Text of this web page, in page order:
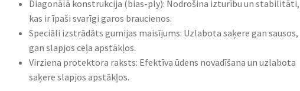
Diagonālā konstrukcija (bias-ply): Nodrošina izturību un stabilitāti,
kas ir īpaši svarīgi garos braucienos.​
Speciāli izstrādāts gumijas maisījums: Uzlabota saķere gan sausos,
gan slapjos ceļa apstākļos.​
Virziena protektora raksts: Efektīva ūdens novadīšana un uzlabota
saķere slapjos apstākļos.​